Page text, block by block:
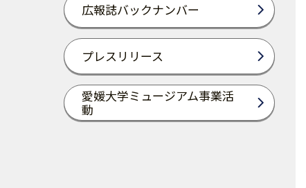
広報誌バックナンバー
プレスリリース
愛媛大学ミュージアム事業活
動